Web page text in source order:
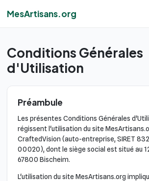
MesArtisans.org
Conditions Générales
d'Utilisation
Préambule
Les présentes Conditions Générales
régissent l'utilisation du site
CraftedVision (auto-entreprise, SIRET
00020), dont le siège social est situé au
67800 Bischeim.
L'utilisation du site MesArtisans.org